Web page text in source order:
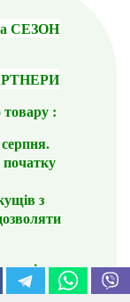
СЕЗОН
товару :
з
цибулі